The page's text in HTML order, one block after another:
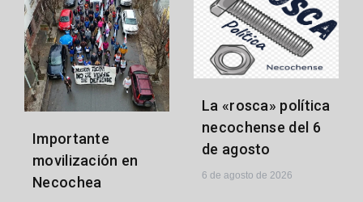
Importante
movilización en
Necochea
La «rosca» política
necochense del 6
de agosto
6 de agosto de 2026